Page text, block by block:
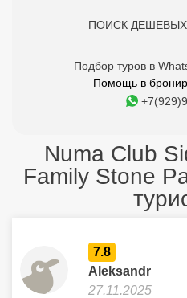
ПОИСК
Подбор туров в
Помощь в
Numa Club
Family Stone
7.8
Aleksandr
27.11.2025